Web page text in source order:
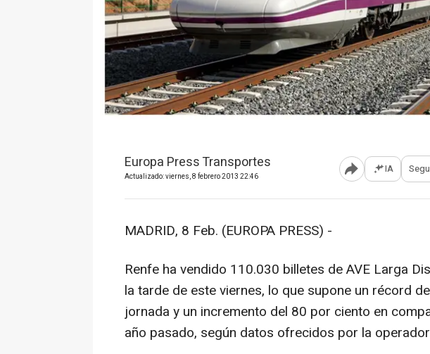
Europa Press Transportes
Actualizado: viernes, 8 febrero 2013 22:46 Abrir IA
MADRID, 8 Feb. (EUROPA PRESS) -
Renfe ha vendido 110.030 billetes de AVE Larga
la tarde de este viernes, lo que supone un récord
jornada y un incremento del 80 por ciento en
año pasado, según datos ofrecidos por la